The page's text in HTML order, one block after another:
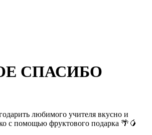
СПАСИБО
любимого учителя вкусно и
с помощью фруктового подарка 🌴🥭